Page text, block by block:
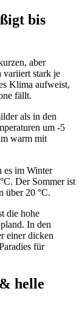
bis
aber
variiert stark je
Klima aufweist,
fällt.
als in den
um -5
warm mit
es im Winter
Der Sommer ist
über 20 °C.
die hohe
In den
einer dicken
für
helle